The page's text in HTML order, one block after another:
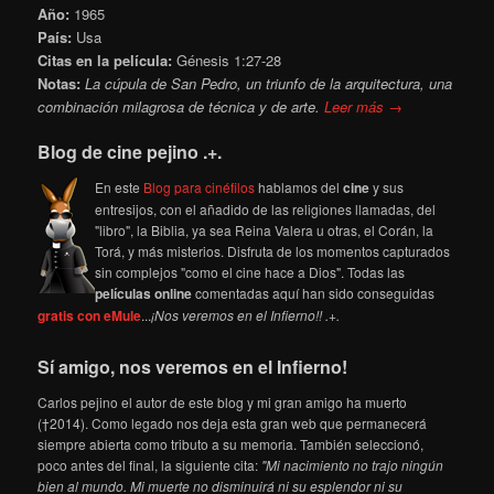
Año: 1965
País: Usa
Citas en la película: Génesis 1:27-28
Notas:La cúpula de San Pedro, un triunfo de la arquitectura, una
combinación milagrosa de técnica y de arte.Leer más →
Blog de cine pejino .+.
En este Blog para cinéfiloshablamos delciney sus
entresijos, con el añadido de las religiones llamadas, del
"libro", la Biblia, ya sea Reina Valera u otras, el Corán, la
Torá, y más misterios. Disfruta de los momentos capturados
sin complejos "como el cine hace a Dios". Todas las
películas onlinecomentadas aquí han sido conseguidas
gratis con eMule...¡Nos veremos en el Infierno!! .+.
Sí amigo, nos veremos en el Infierno!
Carlos pejino el autor de este blog y mi gran amigo ha muerto
(†2014). Como legado nos deja esta gran web que permanecerá
siempre abierta como tributo a su memoria. También seleccionó,
poco antes del final, la siguiente cita: "Mi nacimiento no trajo ningún
bien al mundo. Mi muerte no disminuirá ni su esplendor ni su